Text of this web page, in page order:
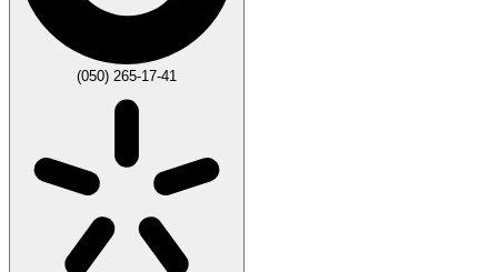
(050) 265-17-41